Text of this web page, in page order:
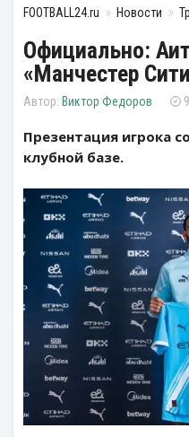
FOOTBALL24.ru Новости
Официально:
«Манчестер
Виктор Федоров
Презентация игрока
клубной базе.